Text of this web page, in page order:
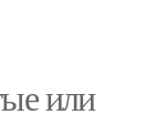
или